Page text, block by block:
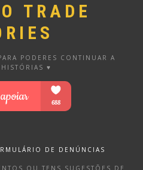
TRADE
PODERES CONTINUAR A
♥
DE DENÚNCIAS